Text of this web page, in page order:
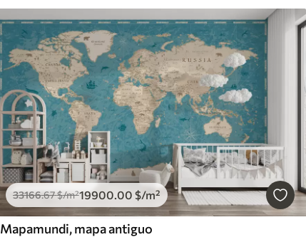
33166.67$/m²19900 .00 $/m²
Mapamundi, mapa antiguo